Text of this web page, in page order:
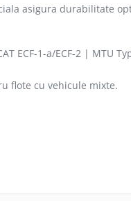
asigura durabilitate
ECF-1-a/ECF-2 | MTU
flote cu vehicule mixte.